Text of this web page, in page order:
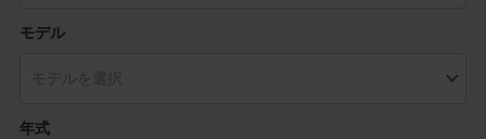
モデル
年式